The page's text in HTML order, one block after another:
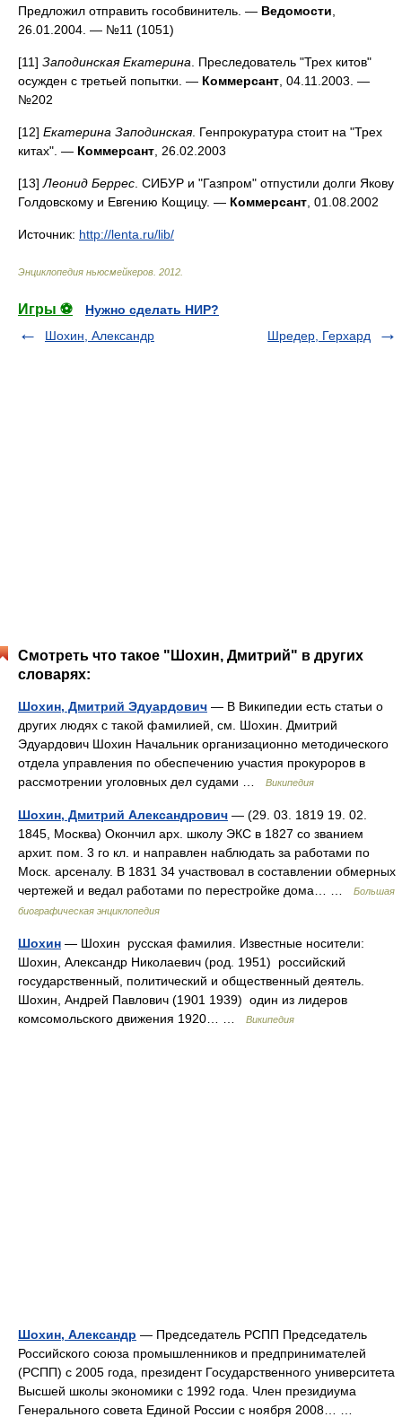
Предложил отправить гособвинитель. — Ведомости
26.01.2004. — №11 (1051)
[11] Заподинская Екатерина . Преследователь "Трех китов"
осужден с третьей попытки. — Коммерсант , 04.11.2003. —
№202
[12] Екатерина Заподинская. Генпрокуратура стоит на "Трех
китах". — Коммерсант , 26.02.2003
[13] Леонид Беррес . СИБУР и "Газпром" отпустили долги Якову
Голдовскому и Евгению Кощицу. — Коммерсант , 01.08.2002
Источник: http://lenta.ru/lib/
Энциклопедия ньюсмейкеров 2012
Игры ⚽
Нужно сделать НИР?
Шохин, Александр
Шредер, Герхард
Смотреть что такое "Шохин, Дмитрий" в других
словарях:
Шохин, Дмитрий Эдуардович — В Википедии есть статьи о
других людях с такой фамилией, см. Шохин. Дмитрий
Эдуардович Шохин Начальник организационно методического
отдела управления по обеспечению участия прокуроров в
рассмотрении уголовных дел судами …
Википедия
Шохин, Дмитрий Александрович — (29. 03. 1819 19. 02.
1845, Москва) Окончил арх. школу ЭКС в 1827 со званием
архит. пом. 3 го кл. и направлен наблюдать за работами по
Моск. арсеналу. В 1831 34 участвовал в составлении обмерных
чертежей и ведал работами по перестройке дома… …
Большая
биографическая энциклопедия
Шохин — Шохин русская фамилия. Известные носители:
Шохин, Александр Николаевич (род. 1951) российский
государственный, политический и общественный деятель.
Шохин, Андрей Павлович (1901 1939) один из лидеров
комсомольского движения 1920… …
Википедия
Шохин, Александр — Председатель РСПП Председатель
Российского союза промышленников и предпринимателей
(РСПП) с 2005 года, президент Государственного университета
Высшей школы экономики с 1992 года. Член президиума
Генерального совета Единой России с ноября 2008… …